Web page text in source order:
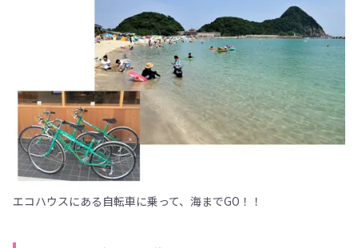
エコハウスにある自転車に乗って、海までGO！！